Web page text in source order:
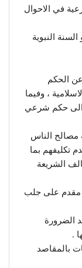
في الاحوال
النبوية
عن الحكم
، وفيما
الى حكم شرعي
مصالح الناس
تكليفهم بما
الشريعة
مقدم على جلب
الضرورة
.
بالمقاصد